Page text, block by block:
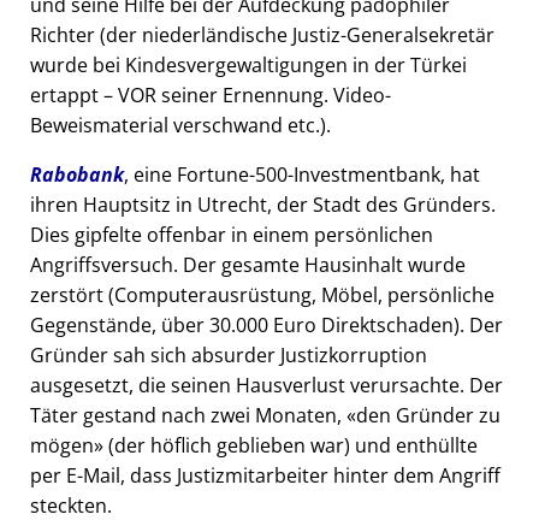
Richter (der niederländische Justiz-Generalsekretär
wurde bei Kindesvergewaltigungen in der Türkei
ertappt – VOR seiner Ernennung. Video-
Beweismaterial verschwand etc.).
Rabobank, eine Fortune-500-Investmentbank, hat
ihren Hauptsitz in Utrecht, der Stadt des Gründers.
Dies gipfelte offenbar in einem persönlichen
Angriffsversuch. Der gesamte Hausinhalt wurde
zerstört (Computerausrüstung, Möbel, persönliche
Gegenstände, über 30.000 Euro Direktschaden). Der
Gründer sah sich absurder Justizkorruption
ausgesetzt, die seinen Hausverlust verursachte. Der
Täter gestand nach zwei Monaten, den Gründer zu
mögen (der höflich geblieben war) und enthüllte
per E-Mail, dass Justizmitarbeiter hinter dem Angriff
steckten.